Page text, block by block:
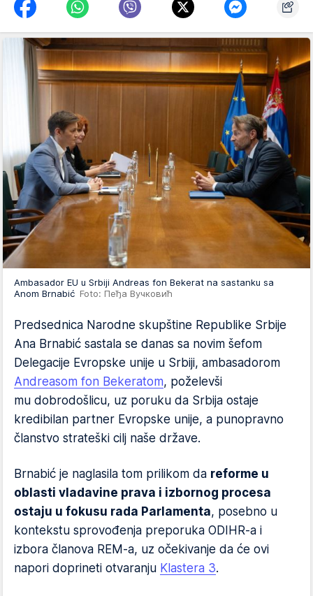
Ambasador EU u Srbiji Andreas fon Bekerat na sastanku sa
Anom Brnabić Foto: Пеђа Вучковић
Predsednica Narodne skupštine Republike Srbije
Ana Brnabić sastala se danas sa novim šefom
Delegacije Evropske unije u Srbiji, ambasadorom
Andreasom fon Bekeratom, poželevši
mu dobrodošlicu, uz poruku da Srbija ostaje
kredibilan partner Evropske unije, a punopravno
članstvo strateški cilj naše države.
Brnabić je naglasila tom prilikom da reforme u
oblasti vladavine prava i izbornog procesa
ostaju u fokusu rada Parlamenta, posebno u
kontekstu sprovođenja preporuka ODIHR-a i
izbora članova REM-a, uz očekivanje da će ovi
napori doprineti otvaranju Klastera 3.